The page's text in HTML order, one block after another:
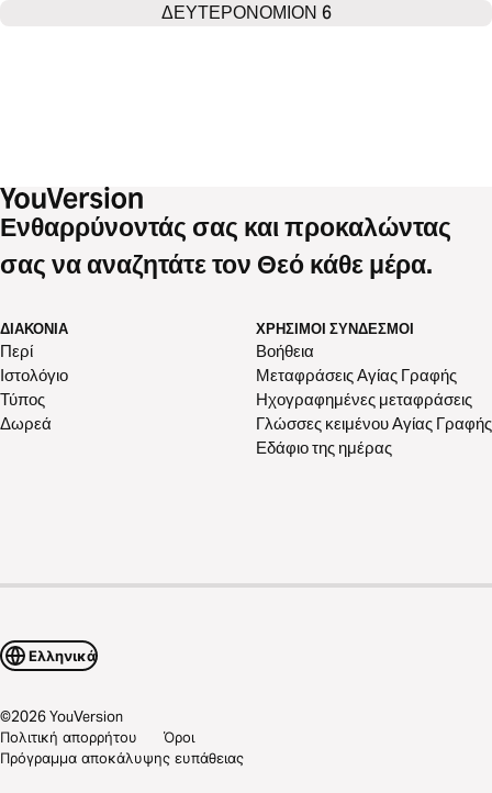
ΔΕΥΤΕΡΟΝΟΜΙΟΝ 6
Ενθαρρύνοντάς σας και προκαλώντας
σας να αναζητάτε τον Θεό κάθε μέρα.
ΔΙΑΚΟΝΊΑ
Περί
Ιστολόγιο
Τύπος
Δωρεά
ΧΡΉΣΙΜΟΙ ΣΎΝΔΕΣΜΟΙ
Βοήθεια
Μεταφράσεις Αγίας Γραφής
Ηχογραφημένες μεταφράσεις
Γλώσσες κειμένου Αγίας Γραφής
Εδάφιο της ημέρας
Ελληνικά
©2026YouVersion
Πολιτική απορρήτου
Όροι
Πρόγραμμα αποκάλυψης ευπάθειας